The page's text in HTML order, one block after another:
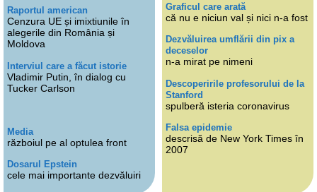
Raportul american
Cenzura UE și imixtiunile în
alegerile din România și
Moldova
Interviul care a făcut istorie
Vladimir Putin, în dialog cu
Tucker Carlson
Media
războiul pe al optulea front
Dosarul Epstein
cele mai importante dezvăluiri
Graficul care arată
că nu e niciun val și nici n-a fost
Dezvăluirea umflării din pix a
deceselor
n-a mirat pe nimeni
Descoperirile profesorului de la
Stanford
spulberă isteria coronavirus
Falsa epidemie
descrisă de New York Times în
2007